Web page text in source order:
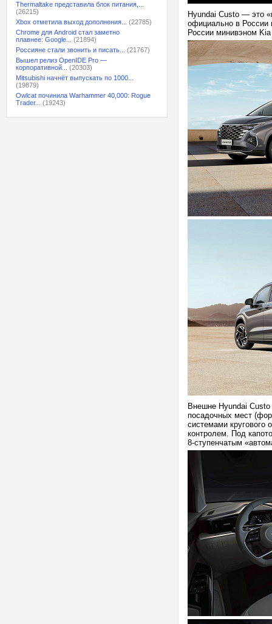
Thermaltake представила блок питания,...
(26215)
Xbox отметила выход дополнения...
(22785)
Chrome для Android стал заметно
плавнее: Google...
(21894)
Россияне стали звонить и писать...
(21767)
Вышел релиз OpenIDE Pro —
корпоративной...
(20303)
Mitsubishi начнёт выпускать по 1000...
(19879)
Owlcat починила Warhammer 40,000: Rogue
Trader...
(19243)
Hyundai Custo — это
официально в России
России минивэном
Внешне Hyundai Custo
посадочных мест
системами кругового
контролем. Под
8-ступенчатым